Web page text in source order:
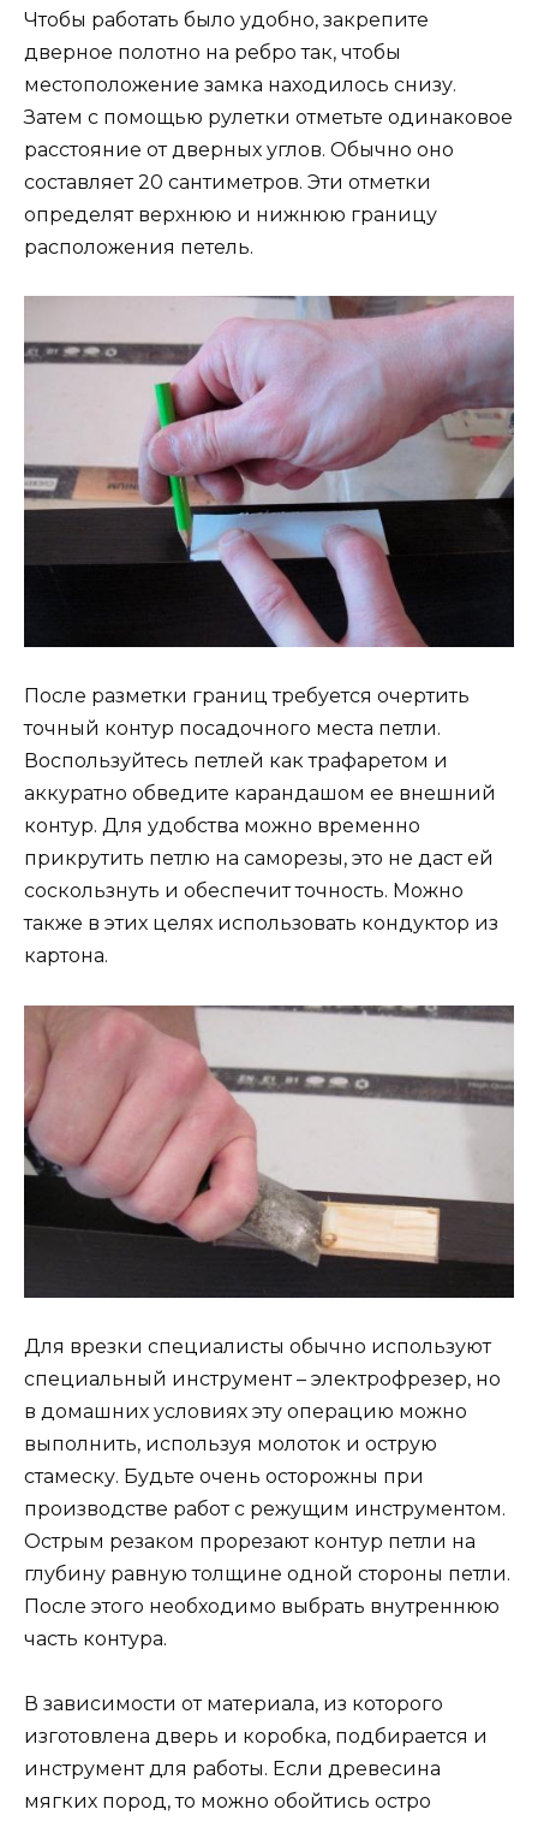
Чтобы работать было удобно, закрепите
дверное полотно на ребро так, чтобы
местоположение замка находилось снизу.
Затем с помощью рулетки отметьте одинаковое
расстояние от дверных углов. Обычно оно
составляет 20 сантиметров. Эти отметки
определят верхнюю и нижнюю границу
расположения петель.
После разметки границ требуется очертить
точный контур посадочного места петли.
Воспользуйтесь петлей как трафаретом и
аккуратно обведите карандашом ее внешний
контур. Для удобства можно временно
прикрутить петлю на саморезы, это не даст ей
соскользнуть и обеспечит точность. Можно
также в этих целях использовать кондуктор из
картона.
Для врезки специалисты обычно используют
специальный инструмент – электрофрезер, но
в домашних условиях эту операцию можно
выполнить, используя молоток и острую
стамеску. Будьте очень осторожны при
производстве работ с режущим инструментом.
Острым резаком прорезают контур петли на
глубину равную толщине одной стороны петли.
После этого необходимо выбрать внутреннюю
часть контура.
В зависимости от материала, из которого
изготовлена дверь и коробка, подбирается и
инструмент для работы. Если древесина
мягких пород, то можно обойтись остро